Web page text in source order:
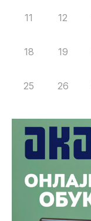
11 12
18 19
25 26